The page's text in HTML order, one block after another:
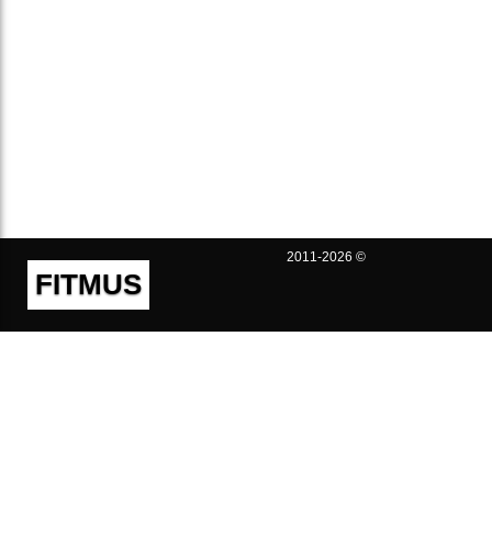
FITMUS
2011-2026 ©